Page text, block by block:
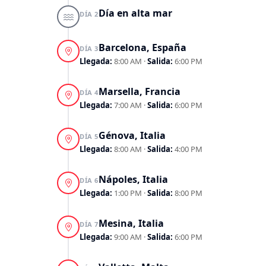
DÍA 2Día en alta mar
DÍA 3Barcelona, España
Llegada: 8:00 AM ·Salida: 6:00 PM
DÍA 4Marsella, Francia
Llegada: 7:00 AM ·Salida: 6:00 PM
DÍA 5Génova, Italia
Llegada: 8:00 AM ·Salida: 4:00 PM
DÍA 6Nápoles, Italia
Llegada: 1:00 PM ·Salida: 8:00 PM
DÍA 7Mesina, Italia
Llegada: 9:00 AM ·Salida: 6:00 PM